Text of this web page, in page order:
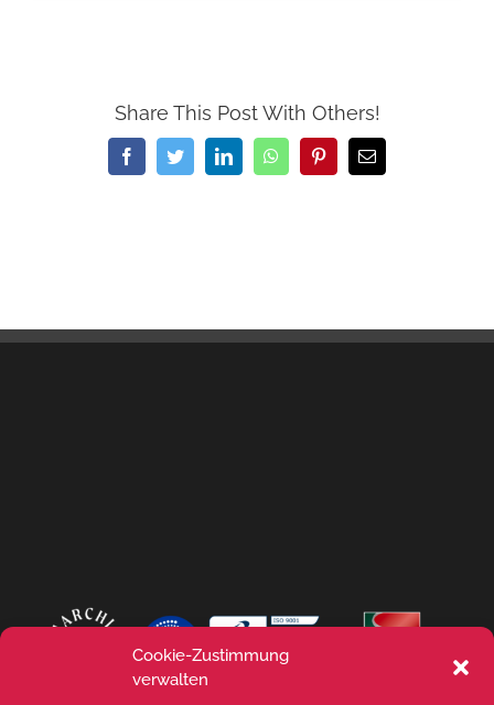
Cookie-Zustimmung
verwalten
Share This Post With Others!
FacebookTwitterLinkedInWhatsAppPinterestEmail